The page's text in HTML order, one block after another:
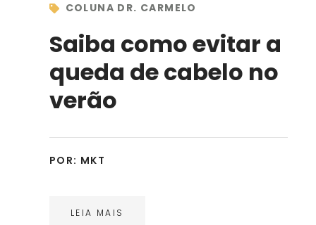
COLUNA DR. CARMELO
Saiba como evitar a
queda de cabelo no
verão
POR: MKT
LEIA MAIS